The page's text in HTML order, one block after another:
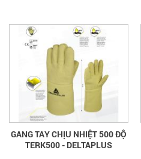
GANG TAY CHỊU NHIỆT 500 ĐỘ
TERK500 - DELTAPLUS